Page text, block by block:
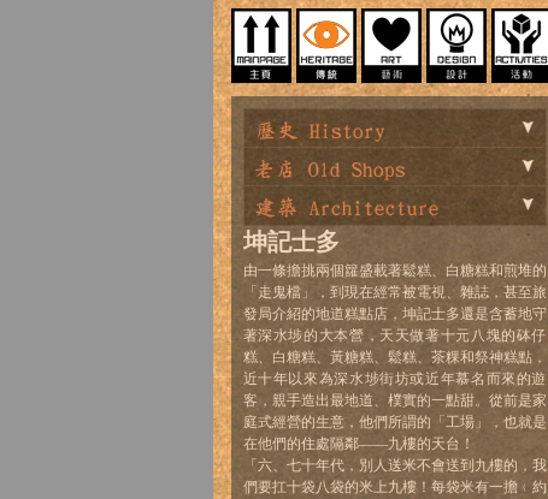
坤記士多
由一條擔挑兩個籮盛載著鬆糕、白糖糕和煎堆的
「走鬼檔」，到現在經常被電視、雜誌，甚至旅
發局介紹的地道糕點店，坤記士多還是含蓄地守
著深水埗的大本營，天天做著十元八塊的砵仔
糕、白糖糕、黃糖糕、鬆糕、茶粿和祭神糕點，
近十年以來為深水埗街坊或近年慕名而來的遊
客，親手造出最地道、樸實的一點甜。從前是家
庭式經營的生意，他們所謂的「工場」，也就是
在他們的住處隔鄰——九樓的天台！
「六、七十年代，別人送米不會送到九樓的，我
們要扛十袋八袋的米上九樓！每袋米有一擔﹙約